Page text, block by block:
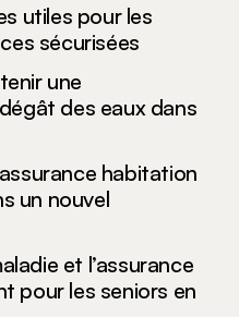
utiles pour les
sécurisées
une
des eaux dans
habitation
un nouvel
et l’assurance
pour les seniors en